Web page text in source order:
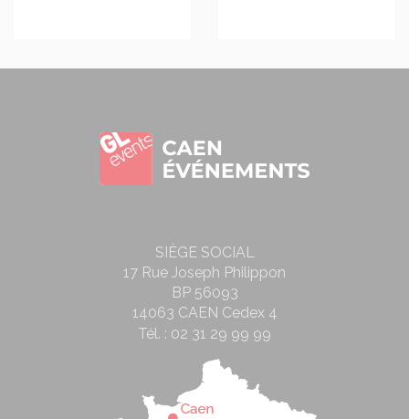
SIÈGE SOCIAL
17 Rue Joseph Philippon
BP 56093
14063 CAEN Cedex 4
Tél. : 02 31 29 99 99